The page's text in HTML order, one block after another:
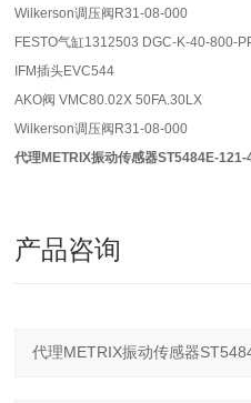
Wilkerson调压阀R31-08-000
FESTO气缸1312503 DGC-K-40-800-
IFM插头EVC544
AKO阀 VMC80.02X 50FA.30LX
Wilkerson调压阀 R31-08-000
代理METRIX振动传感器ST5484E-121-
产品咨询